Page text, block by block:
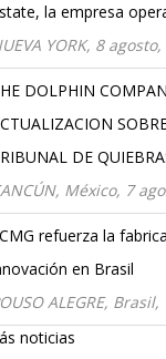
la empresa
YORK, 8
DOLPHIN
DE
México, 7
refuerza la
en Brasil
ALEGRE,
noticias